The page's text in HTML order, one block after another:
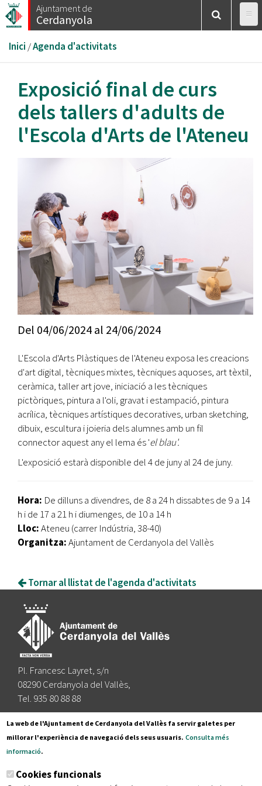
Vés
al
Ajuntament de
Cerdanyola
Esteu
aquí
Inici /Agenda d'activitats
Exposició final de curs
dels tallers d'adults de
l'Escola d'Arts de l'Ateneu
Del 04/06/2024 al 24/06/2024
L'Escola d'Arts Plàstiques de l'Ateneu exposa les creacions
d'art digital, tècniques mixtes, tècniques aquoses, art tèxtil,
ceràmica, taller art jove, iniciació a les tècniques
pictòriques, pintura a l'oli, gravat i estampació, pintura
acrílica, tècniques artístiques decoratives, urban sketching,
dibuix, escultura i joieria dels alumnes amb un fil
connector aquest any el lema és 'el blau'.
L'exposició estarà disponible del 4 de juny al 24 de juny.
Hora: De dilluns a divendres, de 8 a 24 h dissabtes de 9 a 14
h i de 17 a 21 h i diumenges, de 10 a 14 h
Lloc:Ateneu (carrer Indústria, 38-40)
Organitza:Ajuntament de Cerdanyola del Vallès
Tornar al llistat de l'agenda d'activitats
Pl. Francesc Layret, s/n
08290 Cerdanyola del Vallès,
Tel. 935 80 88 88
Segueix-nos a:
Subscriu-te al nostre butlletí
La web de l'Ajuntament de Cerdanyola del Vallès fa servir galetes per
millorar l'experiència de navegació dels seus usuaris. Consulta més
informació.
Cookies funcionals